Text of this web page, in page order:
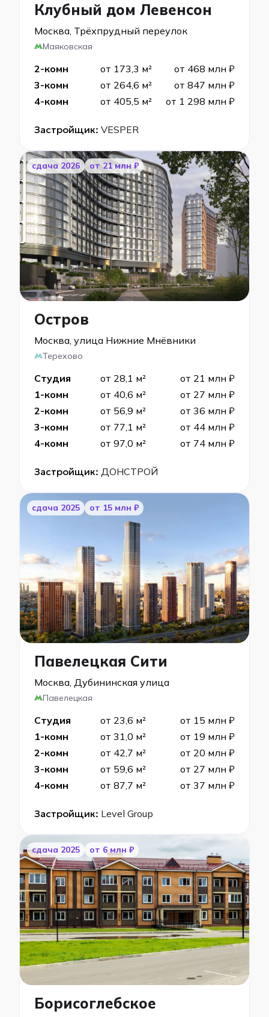
Клубный дом Левенсон
Москва, Трёхпрудный переулок
Маяковская
2-комн от 173,3 м²
от 468 млн ₽
3-комн
от 264,6 м²
от 847 млн ₽
4-комн
от 405,5 м² от 1 298 млн ₽
Застройщик: VESPER
cдача 2026 от 21 млн ₽
Остров
Москва, улица Нижние Мнёвники
Терехово
Студия от 28,1 м²
от 21 млн ₽
1-комн
от 40,6 м²
от 27 млн ₽
2-комн
от 56,9 м²
от 36 млн ₽
3-комн
от 77,1 м²
от 44 млн ₽
4-комн
от 97,0 м² от 74 млн ₽
Застройщик: ДОНСТРОЙ
cдача 2025 от 15 млн ₽
Павелецкая Сити
Москва, Дубининская улица
Павелецкая
Студия от 23,6 м²
от 15 млн ₽
1-комн
от 31,0 м²
от 19 млн ₽
2-комн
от 42,7 м²
от 20 млн ₽
3-комн
от 59,6 м²
от 27 млн ₽
4-комн
от 87,7 м² от 37 млн ₽
Застройщик: Level Group
cдача 2025 от 6 млн ₽
Борисоглебское